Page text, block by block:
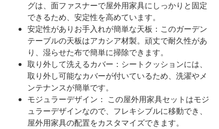
グは、面ファスナーで屋外用家具にしっかりと固定
できるため、安定性を高めています。
安定性がありお手入れが簡単な天板：このガーデン
テーブルの天板はアカシア材製。頑丈で耐久性があ
り、湿らせた布で簡単に掃除できます。
取り外して洗えるカバー：シートクッションには、
取り外し可能なカバーが付いているため、洗濯やメ
ンテナンスが簡単です。
モジュラーデザイン： この屋外用家具セットはモジ
ュラーデザインなので、フレキシブルに移動でき、
屋外用家具の配置をカスタマイズできます。